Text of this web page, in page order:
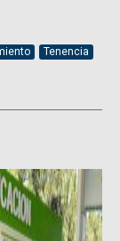
Tenencia